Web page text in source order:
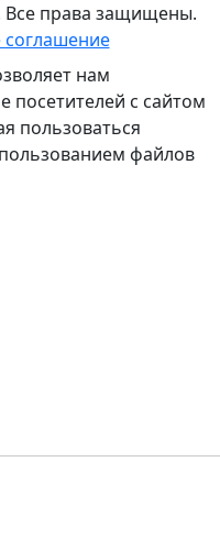
права защищены.
соглашение
нам
посетителей с сайтом
пользоваться
файлов